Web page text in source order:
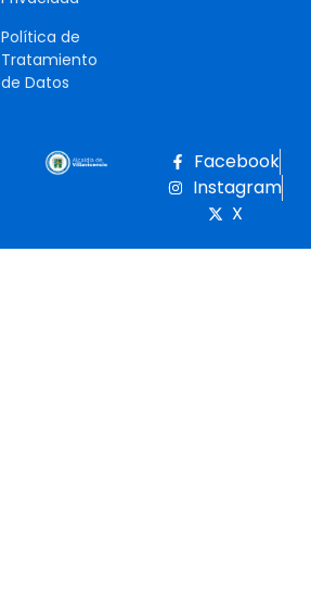
Política de
Tratamiento
de Datos
Facebook
Instagram
X